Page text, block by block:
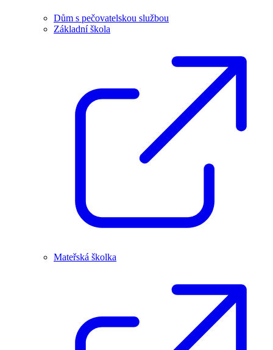
Dům s pečovatelskou službou
Základní škola
Mateřská školka